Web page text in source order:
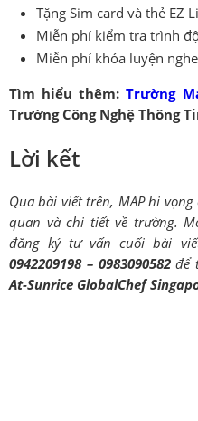
Tặng Sim card và thẻ EZ
Miễn phí kiểm tra trình
Miễn phí khóa luyện
Tìm hiểu thêm:Trường
Trường Công Nghệ Thông
Lời kết
Qua bài viết trên, MAP hi
quan và chi tiết về trường.
đăng ký tư vấn cuối bài
0942209198 – 0983090582để
At-Sunrice GlobalChef